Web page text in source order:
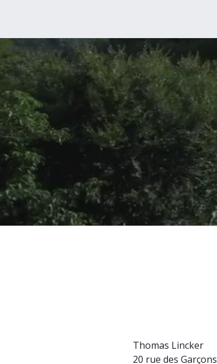
Thomas Lincker
20 rue des Garçons